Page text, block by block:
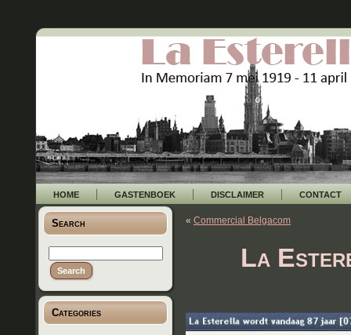
HOME GASTENBOEK DISCLAIMER CONTACT
Search
Categories
« Commercial Belgacom
La